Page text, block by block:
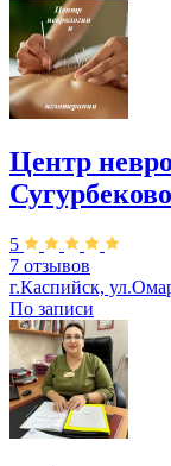
Центр
5
7 отзывов
г.Каспийск,
По записи